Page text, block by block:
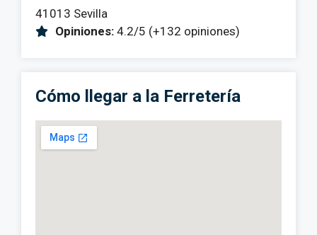
41013 Sevilla
Opiniones: 4.2/5 (+132 opiniones)
Cómo llegar a la Ferretería